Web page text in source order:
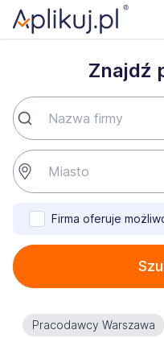
Znajdź
Firma oferuje
Pracodawcy Warszawa